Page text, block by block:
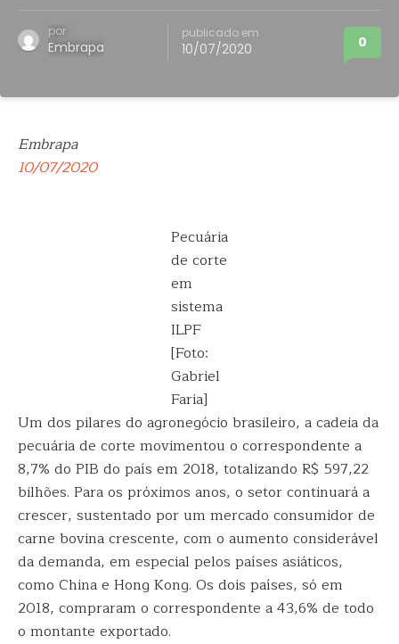
por
Embrapa
publicado em
10/07/2020 0
Embrapa
10/07/2020
Pecuária
de corte
em
sistema
ILPF
[Foto:
Gabriel
Faria]
Um dos pilares do agronegócio brasileiro, a cadeia da
pecuária de corte movimentou o correspondente a
8,7% do PIB do país em 2018, totalizando R$ 597,22
bilhões. Para os próximos anos, o setor continuará a
crescer, sustentado por um mercado consumidor de
carne bovina crescente, com o aumento considerável
da demanda, em especial pelos países asiáticos,
como China e Hong Kong. Os dois países, só em
2018, compraram o correspondente a 43,6% de todo
o montante exportado.